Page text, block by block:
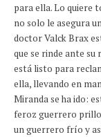
para ella. Lo quiere
no solo le asegura
doctor Valck Brax
que se rinde ante su
está listo para
ella, llevando en
Miranda se ha ido:
feroz guerrero
un guerrero frío y